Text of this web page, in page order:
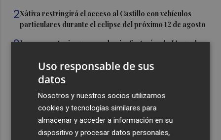
2Xàtiva restringirá el acceso al Castillo con vehículos
particulares durante el eclipse del próximo 12 de agosto
3La convocatoria europea de gigafactorías de IA puede
energía, 'cloud' y ciberseguridad
Telefónica lidera la reputación algorítmica del sector
con una puntuación un 21% superior a la media
El ‘Big Three’ de la restauración acelera: más aperturas,
nuevas inversiones y una batalla que ya no se libra solo
en el precio
Uso responsable de sus
datos
Nosotros y nuestros socios utilizamos
cookies y tecnologías similares para
almacenar y acceder a información en su
dispositivo y procesar datos personales,